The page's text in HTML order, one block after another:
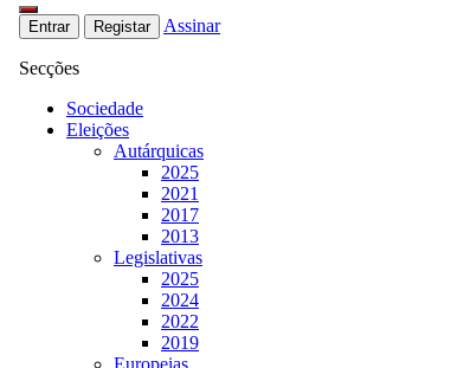
Entrar Registar Assinar
Secções
Sociedade
Eleições
Autárquicas
2025
2021
2017
2013
Legislativas
2025
2024
2022
2019
Europeias